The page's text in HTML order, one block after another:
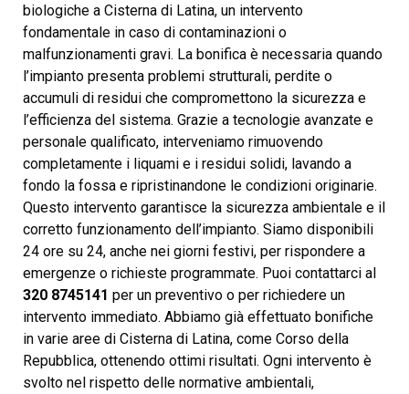
biologiche a Cisterna di Latina, un intervento
fondamentale in caso di contaminazioni o
malfunzionamenti gravi. La bonifica è necessaria quando
l’impianto presenta problemi strutturali, perdite o
accumuli di residui che compromettono la sicurezza e
l’efficienza del sistema. Grazie a tecnologie avanzate e
personale qualificato, interveniamo rimuovendo
completamente i liquami e i residui solidi, lavando a
fondo la fossa e ripristinandone le condizioni originarie.
Questo intervento garantisce la sicurezza ambientale e il
corretto funzionamento dell’impianto. Siamo disponibili
24 ore su 24, anche nei giorni festivi, per rispondere a
emergenze o richieste programmate. Puoi contattarci al
320 8745141 per un preventivo o per richiedere un
intervento immediato. Abbiamo già effettuato bonifiche
in varie aree di Cisterna di Latina, come Corso della
Repubblica, ottenendo ottimi risultati. Ogni intervento è
svolto nel rispetto delle normative ambientali,